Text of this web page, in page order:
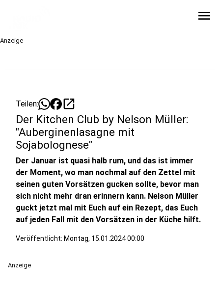
menu
Anzeige
Teilen: open_in_new
Der Kitchen Club by Nelson Müller:
"Auberginenlasagne mit
Sojabolognese"
Der Januar ist quasi halb rum, und das ist immer
der Moment, wo man nochmal auf den Zettel mit
seinen guten Vorsätzen gucken sollte, bevor man
sich nicht mehr dran erinnern kann. Nelson Müller
guckt jetzt mal mit Euch auf ein Rezept, das Euch
auf jeden Fall mit den Vorsätzen in der Küche hilft.
Veröffentlicht: Montag, 15.01.2024 00:00
Anzeige